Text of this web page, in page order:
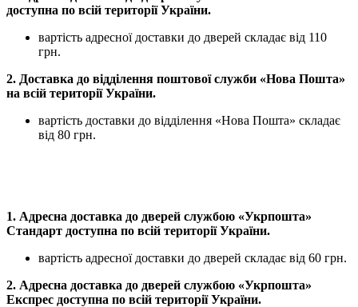
доступна по всій території України.
вартість адресної доставки до дверей складає від 110
грн.
2. Доставка до відділення поштової служби «Нова Пошта»
на всій території України.
вартість доставки до відділення «Нова Пошта» складає
від 80 грн.
1. Адресна доставка до дверей службою «Укрпошта»
Стандарт доступна по всій території України.
вартість адресної доставки до дверей складає від 60 грн.
2. Адресна доставка до дверей службою «Укрпошта»
Експрес доступна по всій території України.